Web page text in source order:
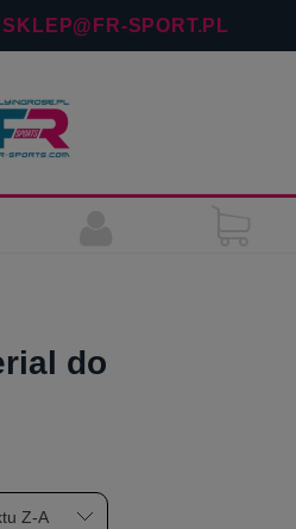
SKLEP@FR-SPORT.PL
do
Z-A